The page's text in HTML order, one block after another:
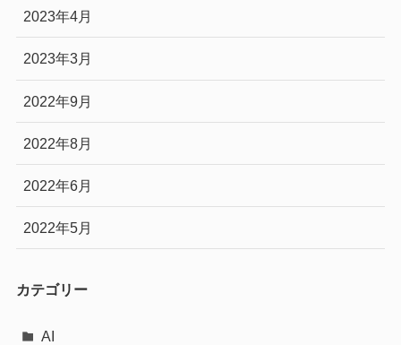
2023年4月
2023年3月
2022年9月
2022年8月
2022年6月
2022年5月
カテゴリー
AI